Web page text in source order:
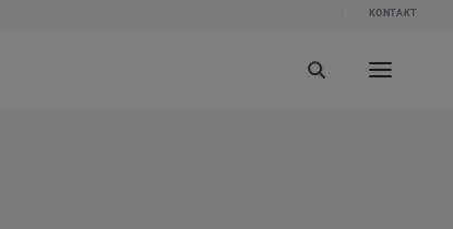
KONTAKT